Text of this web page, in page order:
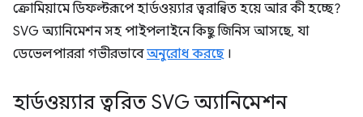
ক্রোমিয়ামে ডিফল্টরূপে হার্ডওয়্যার ত্বরান্বিত হয়ে আর কী হচ্ছে?
SVG অ্যানিমেশন সহ পাইপলাইনে কিছু জিনিস আসছে, যা
ডেভেলপাররা গভীরভাবেঅনুরোধ করছে।
হার্ডওয়্যার ত্বরিত SVG অ্যানিমেশন